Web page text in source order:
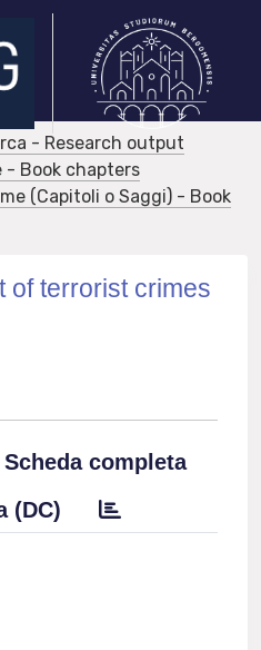
- Research output
- Book chapters
(Capitoli o Saggi) - Book
of terrorist crimes
Scheda completa
(DC)